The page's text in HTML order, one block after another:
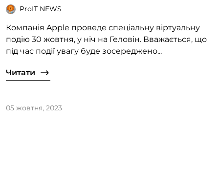
ProIT NEWS
Компанія Apple проведе спеціальну віртуальну
подію 30 жовтня, у ніч на Геловін. Вважається, що
під час події увагу буде зосереджено...
Читати
05 жовтня, 2023